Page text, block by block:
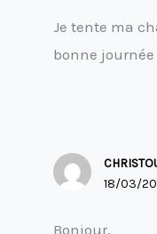
Je tente ma
bonne journée
18/03/
Bonjour,